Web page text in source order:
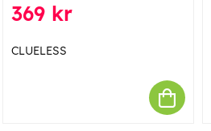
369 kr
CLUELESS